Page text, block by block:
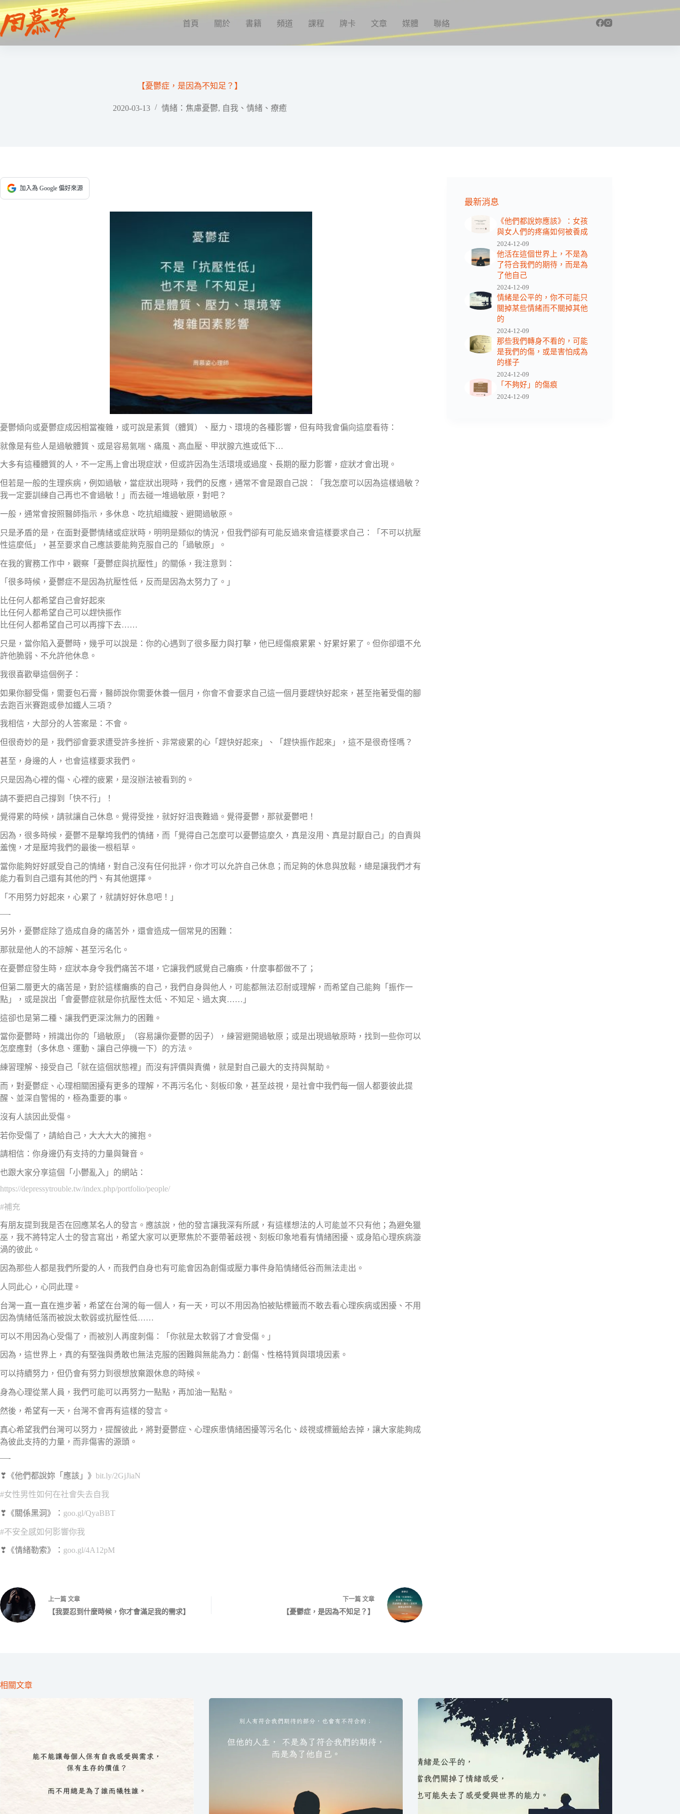
跳
至
主
首頁 關於 書籍 頻道 課程 牌卡 文章 媒體 聯絡
【憂鬱症，是因為不知足？】
2020-03-13 情緒：焦慮憂鬱, 自我、情緒、療癒
加入為 Google 偏好來源
憂鬱傾向或憂鬱症成因相當複雜，或可說是素質（體質）、壓力、環境的各種影響，但有時我會偏向這麼看待：
就像是有些人是過敏體質、或是容易氣喘、痛風、高血壓、甲狀腺亢進或低下…
大多有這種體質的人，不一定馬上會出現症狀，但或許因為生活環境或過度、長期的壓力影響，症狀才會出現。
但若是一般的生理疾病，例如過敏，當症狀出現時，我們的反應，通常不會是跟自己說：「我怎麼可以因為這樣過敏？
我一定要訓練自己再也不會過敏！」而去碰一堆過敏原，對吧？
一般，通常會按照醫師指示，多休息、吃抗組織胺、避開過敏原。
只是矛盾的是，在面對憂鬱情緒或症狀時，明明是類似的情況，但我們卻有可能反過來會這樣要求自己：「不可以抗壓
性這麼低」，甚至要求自己應該要能夠克服自己的「過敏原」。
在我的實務工作中，觀察「憂鬱症與抗壓性」的關係，我注意到：
「很多時候，憂鬱症不是因為抗壓性低，反而是因為太努力了。」
比任何人都希望自己會好起來
比任何人都希望自己可以趕快振作
比任何人都希望自己可以再撐下去……
只是，當你陷入憂鬱時，幾乎可以說是：你的心遇到了很多壓力與打擊，他已經傷痕累累、好累好累了。但你卻還不允
許他脆弱、不允許他休息。
我很喜歡舉這個例子：
如果你腳受傷，需要包石膏，醫師說你需要休養一個月，你會不會要求自己這一個月要趕快好起來，甚至拖著受傷的腳
去跑百米賽跑或參加鐵人三項？
我相信，大部分的人答案是：不會。
但很奇妙的是，我們卻會要求遭受許多挫折、非常疲累的心「趕快好起來」、「趕快振作起來」，這不是很奇怪嗎？
甚至，身邊的人，也會這樣要求我們。
只是因為心裡的傷、心裡的疲累，是沒辦法被看到的。
請不要把自己撐到「快不行」！
覺得累的時候，請就讓自己休息。覺得受挫，就好好沮喪難過。覺得憂鬱，那就憂鬱吧！
因為，很多時候，憂鬱不是擊垮我們的情緒，而「覺得自己怎麼可以憂鬱這麼久，真是沒用、真是討厭自己」的自責與
羞愧，才是壓垮我們的最後一根稻草。
當你能夠好好感受自己的情緒，對自己沒有任何批評，你才可以允許自己休息；而足夠的休息與放鬆，總是讓我們才有
能力看到自己還有其他的門、有其他選擇。
「不用努力好起來，心累了，就請好好休息吧！」
—-
另外，憂鬱症除了造成自身的痛苦外，還會造成一個常見的困難：
那就是他人的不諒解、甚至污名化。
在憂鬱症發生時，症狀本身令我們痛苦不堪，它讓我們感覺自己癱瘓，什麼事都做不了；
但第二層更大的痛苦是，對於這樣癱瘓的自己，我們自身與他人，可能都無法忍耐或理解，而希望自己能夠「振作一
點」，或是說出「會憂鬱症就是你抗壓性太低、不知足、過太爽……」
這卻也是第二種、讓我們更深沈無力的困難。
當你憂鬱時，辨識出你的「過敏原」（容易讓你憂鬱的因子），練習避開過敏原；或是出現過敏原時，找到一些你可以
怎麼應對（多休息、運動、讓自己停機一下）的方法。
練習理解、接受自己「就在這個狀態裡」而沒有評價與責備，就是對自己最大的支持與幫助。
而，對憂鬱症、心理相關困擾有更多的理解，不再污名化、刻板印象，甚至歧視，是社會中我們每一個人都要彼此提
醒、並深自警惕的，極為重要的事。
沒有人該因此受傷。
若你受傷了，請給自己，大大大大的擁抱。
請相信：你身邊仍有支持的力量與聲音。
也跟大家分享這個「小鬱亂入」的網站：
https://depressytrouble.tw/index.php/portfolio/people/
#補充
有朋友提到我是否在回應某名人的發言。應該說，他的發言讓我深有所感，有這樣想法的人可能並不只有他；為避免獵
巫，我不將特定人士的發言寫出，希望大家可以更聚焦於不要帶著歧視、刻板印象地看有情緒困擾、或身陷心理疾病漩
渦的彼此。
因為那些人都是我們所愛的人，而我們自身也有可能會因為創傷或壓力事件身陷情緒低谷而無法走出。
人同此心，心同此理。
台灣一直一直在進步著，希望在台灣的每一個人，有一天，可以不用因為怕被貼標籤而不敢去看心理疾病或困擾、不用
因為情緒低落而被說太軟弱或抗壓性低……
可以不用因為心受傷了，而被別人再度刺傷：「你就是太軟弱了才會受傷。」
因為，這世界上，真的有堅強與勇敢也無法克服的困難與無能為力：創傷、性格特質與環境因素。
可以持續努力，但仍會有努力到很想放棄跟休息的時候。
身為心理從業人員，我們可能可以再努力一點點，再加油一點點。
然後，希望有一天，台灣不會再有這樣的發言。
真心希望我們台灣可以努力，提醒彼此，將對憂鬱症、心理疾患情緒困擾等污名化、歧視或標籤給去掉，讓大家能夠成
為彼此支持的力量，而非傷害的源頭。
—-
❣《他們都說妳「應該」》 bit.ly/2GjJiaN
#女性男性如何在社會失去自我
❣《關係黑洞》： goo.gl/QyaBBT
#不安全感如何影響你我
❣《情緒勒索》： goo.gl/4A12pM
上一篇 文章
【我要忍到什麼時候，你才會滿足我的需求】
下一篇 文章
【憂鬱症，是因為不知足？】
最新消息
《他們都說妳應該》：女孩
與女人們的疼痛如何被養成
2024-12-09
他活在這個世界上，不是為
了符合我們的期待，而是為
了他自己
2024-12-09
情緒是公平的，你不可能只
關掉某些情緒而不關掉其他
的
2024-12-09
那些我們轉身不看的，可能
是我們的傷，或是害怕成為
的樣子
2024-12-09
「不夠好」的傷痕
2024-12-09
相關文章